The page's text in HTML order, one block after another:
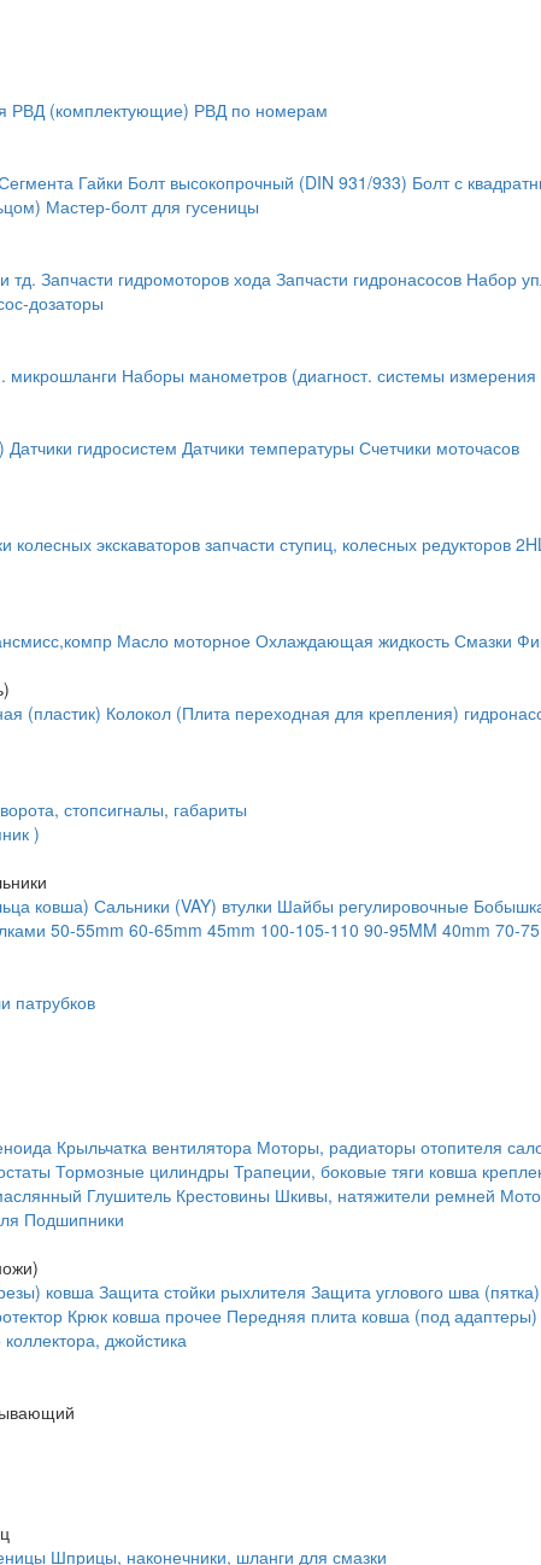
РВД (комплектующие) РВД по номерам
Гайки Болт высокопрочный (DIN 931/933) Болт с
Мастер-болт для гусеницы
тд. Запчасти гидромоторов хода Запчасти гидронасосов Набор
дозаторы
микрошланги Наборы манометров (диагност. системы измерения
Датчики гидросистем Датчики температуры Счетчики моточасов
колесных экскаваторов запчасти ступиц, колесных редукторов
Масло моторное Охлаждающая жидкость Смазки
(пластик) Колокол (Плита переходная для крепления)
стопсигналы, габариты
)
ковша) Сальники (VAY) втулки Шайбы регулировочные
50-55mm 60-65mm 45mm 100-105-110 90-95MM 40mm 70-
патрубков
Крыльчатка вентилятора Моторы, радиаторы отопителя
Тормозные цилиндры Трапеции, боковые тяги ковша
Глушитель Крестовины Шкивы, натяжители ремней
Подшипники
ковшаЗащита стойки рыхлителя Защита углового шва (пятка)
Крюк ковша прочее Передняя плита ковша (под адаптеры)
джойстика
Шприцы, наконечники, шланги для смазки